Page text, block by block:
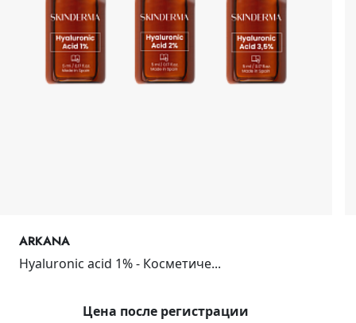
ARKANA
Hyaluronic acid 1% - Косметиче...
Цена после регистрации